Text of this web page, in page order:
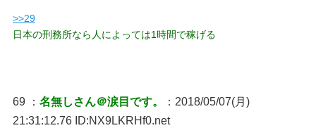
>>29
日本の刑務所なら人によっては1時間で稼げる
69 ： 名無しさん＠涙目です。
：2018/05/07(月)
21:31:12.76 ID:NX9LKRHf0.net